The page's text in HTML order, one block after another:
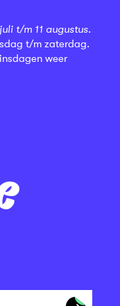
t/m 11 augustus.
t/m zaterdag.
weer